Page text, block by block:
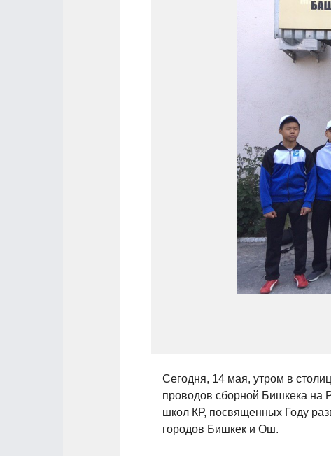
Сегодня, 14 мая, утром в
проводов сборной Бишкека на
школ КР, посвященных Году
городов Бишкек и Ош.